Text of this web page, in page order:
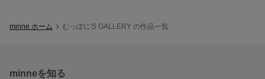
minne ホーム むっぽに'S GALLERY の作品一覧
minneを知る